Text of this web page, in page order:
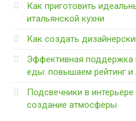
Как приготовить
итальянской кухни
Как создать
Эффективная поддержка
еды: повышаем рейтинг и
Подсвечники в
создание атмосферы